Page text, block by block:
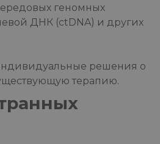
геномных
ДНК (ctDNA) и других
решения о
терапию.